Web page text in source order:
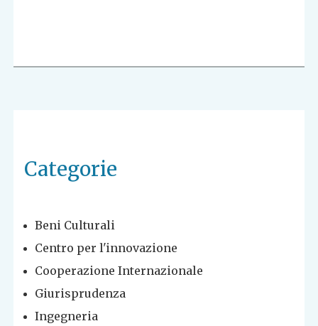
Categorie
Beni Culturali
Centro per l'innovazione
Cooperazione Internazionale
Giurisprudenza
Ingegneria